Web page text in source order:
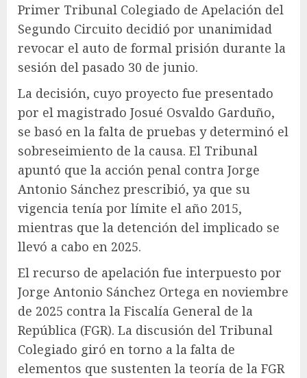
Primer Tribunal Colegiado de Apelación del
Segundo Circuito decidió por unanimidad
revocar el auto de formal prisión durante la
sesión del pasado 30 de junio.
La decisión, cuyo proyecto fue presentado
por el magistrado Josué Osvaldo Garduño,
se basó en la falta de pruebas y determinó el
sobreseimiento de la causa. El Tribunal
apuntó que la acción penal contra Jorge
Antonio Sánchez prescribió, ya que su
vigencia tenía por límite el año 2015,
mientras que la detención del implicado se
llevó a cabo en 2025.
El recurso de apelación fue interpuesto por
Jorge Antonio Sánchez Ortega en noviembre
de 2025 contra la Fiscalía General de la
República (FGR). La discusión del Tribunal
Colegiado giró en torno a la falta de
elementos que sustenten la teoría de la FGR